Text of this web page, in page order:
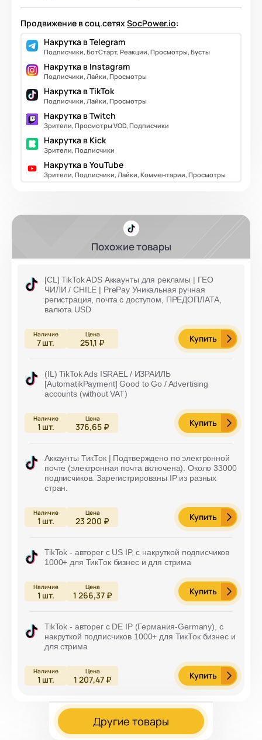
Продвижение в соц.сетяхSocPower.io:
Накрутка в Telegram
Подписчики, БотСтарт, Реакции, Просмотры, Бусты
Накрутка в Instagram
Подписчики, Лайки, Просмотры
Накрутка в TikTok
Подписчики, Лайки, Просмотры
Накрутка в Twitch
Зрители, Просмотры VOD, Подписчики
Накрутка в Kick
Зрители, Подписчики
Накрутка в YouTube
Зрители, Подписчики, Лайки, Комментарии, Просмотры
Похожие товары
[CL] TikTok ADS Аккаунты для рекламы | ГЕО
ЧИЛИ / CHILE | PrePay Уникальная ручная
регистрация, почта с доступом, ПРЕДОПЛАТА,
валюта USD
7шт. 251,1 ₽ Купить
(IL) TikTok Ads ISRAEL / ИЗРАИЛЬ
[AutomatikPayment] Good to Go / Advertising
accounts (without VAT)
1 шт. 376,65 ₽ Купить
Аккаунты ТикТок | Подтверждено по электронной
почте (электронная почта включена). Около 33000
подписчиков. Зарегистрированы IP из разных
стран.
1 шт. 23 200 ₽ Купить
TikTok - авторег с US IP, с накруткой подписчиков
1000+ для ТикТок бизнес и для стрима
1 шт. 1 266,37 ₽ Купить
TikTok - авторег с DE IP (Германия-Germany), с
накруткой подписчиков 1000+ для ТикТок бизнес и
для стрима
1 шт. 1 207,47 ₽ Купить
Другие товары